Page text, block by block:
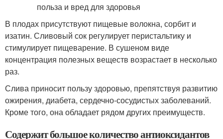
В плодах присутствуют пищевые волокна, сорбит и
изатин. Сливовый сок регулирует перистальтику и
стимулирует пищеварение. В сушеном виде
концентрация полезных веществ возрастает в несколько
раз.
Слива приносит пользу здоровью, препятствуя развитию
ожирения, диабета, сердечно-сосудистых заболеваний.
Кроме того, она обладает рядом других преимуществ.
Содержит большое количество антиоксидантов